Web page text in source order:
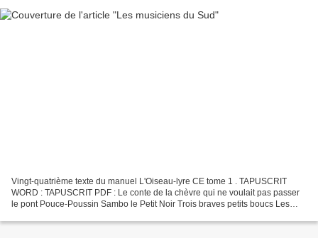
Vingt-quatrième texte du manuel L'Oiseau-lyre CE tome 1 . TAPUSCRIT
WORD : TAPUSCRIT PDF : Le conte de la chèvre qui ne voulait pas passer
le pont Pouce-Poussin Sambo le Petit Noir Trois braves petits boucs Les